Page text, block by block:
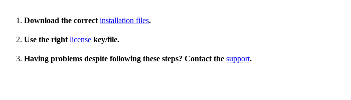
Download the correct installation files.
Use the right license key/file.
Having problems despite following these steps? Contact the support.